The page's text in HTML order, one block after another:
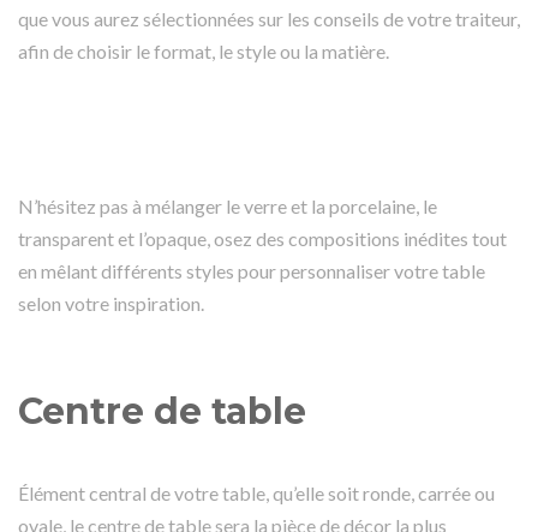
que vous aurez sélectionnées sur les conseils de votre traiteur,
afin de choisir le format, le style ou la matière.
N’hésitez pas à mélanger le verre et la porcelaine, le
transparent et l’opaque, osez des compositions inédites tout
en mêlant différents styles pour personnaliser votre table
selon votre inspiration.
Centre de table
Élément central de votre table, qu’elle soit ronde, carrée ou
ovale, le centre de table sera la pièce de décor la plus